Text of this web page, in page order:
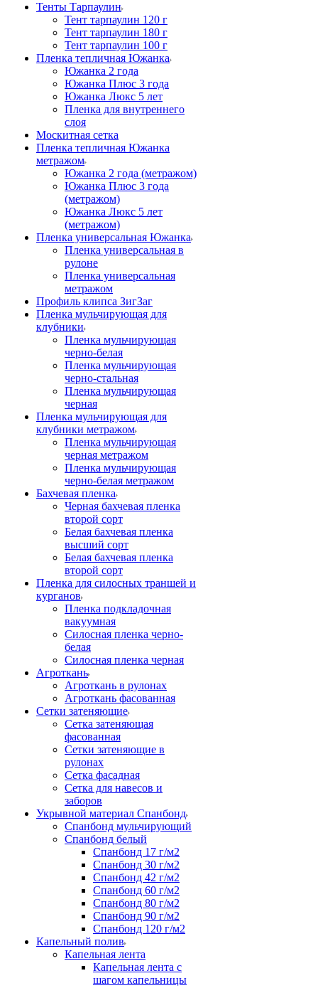
Тенты Тарпаулин
Тент тарпаулин 120 г
Тент тарпаулин 180 г
Тент тарпаулин 100 г
Пленка тепличная Южанка
Южанка 2 года
Южанка Плюс 3 года
Южанка Люкс 5 лет
Пленка для внутреннего
слоя
Москитная сетка
Пленка тепличная Южанка
метражом
Южанка 2 года (метражом)
Южанка Плюс 3 года
(метражом)
Южанка Люкс 5 лет
(метражом)
Пленка универсальная Южанка
Пленка универсальная в
рулоне
Пленка универсальная
метражом
Профиль клипса ЗигЗаг
Пленка мульчирующая для
клубники
Пленка мульчирующая
черно-белая
Пленка мульчирующая
черно-стальная
Пленка мульчирующая
черная
Пленка мульчирующая для
клубники метражом
Пленка мульчирующая
черная метражом
Пленка мульчирующая
черно-белая метражом
Бахчевая пленка
Черная бахчевая пленка
второй сорт
Белая бахчевая пленка
высший сорт
Белая бахчевая пленка
второй сорт
Пленка для силосных траншей и
курганов
Пленка подкладочная
вакуумная
Силосная пленка черно-
белая
Силосная пленка черная
Агроткань
Агроткань в рулонах
Агроткань фасованная
Сетки затеняющие
Сетка затеняющая
фасованная
Сетки затеняющие в
рулонах
Сетка фасадная
Сетка для навесов и
заборов
Укрывной материал Спанбонд
Спанбонд мульчирующий
Спанбонд белый
Спанбонд 17 г/м2
Спанбонд 30 г/м2
Спанбонд 42 г/м2
Спанбонд 60 г/м2
Спанбонд 80 г/м2
Спанбонд 90 г/м2
Спанбонд 120 г/м2
Капельный полив
Капельная лента
Капельная лента с
шагом капельницы